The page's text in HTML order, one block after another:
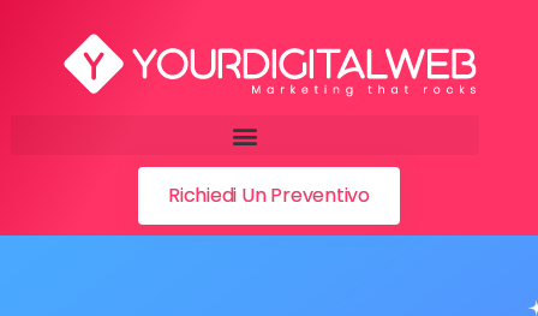
Richiedi Un Preventivo